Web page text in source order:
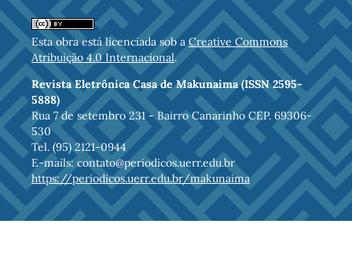
Esta obra está licenciada sob aCreative Commons
Atribuição 4.0 Internacional.
Revista Eletrônica Casa de Makunaima (ISSN 2595-
5888)
Rua 7 de setembro 231 - Bairro Canarinho CEP. 69306-
530
Tel. (95) 2121-0944
E-mails: contato@periodicos.uerr.edu.br
https://periodicos.uerr.edu.br/makunaima